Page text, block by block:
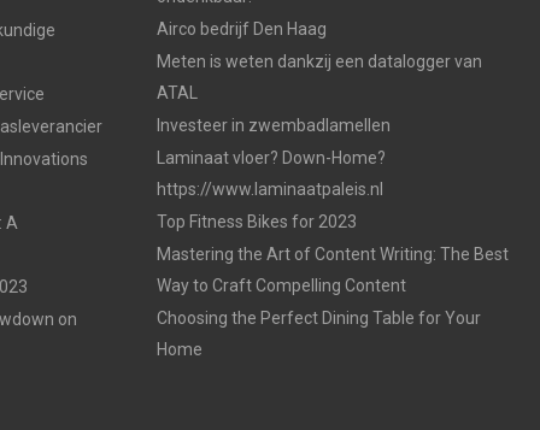
A
on
Airco bedrijf Den Haag
Meten is weten dankzij een datalogger van
ATAL
Investeer in zwembadlamellen
Laminaat vloer? Down-Home?
https://www.laminaatpaleis.nl
Top Fitness Bikes for 2023
Mastering the Art of Content Writing: The Best
Way to Craft Compelling Content
Choosing the Perfect Dining Table for Your
Home